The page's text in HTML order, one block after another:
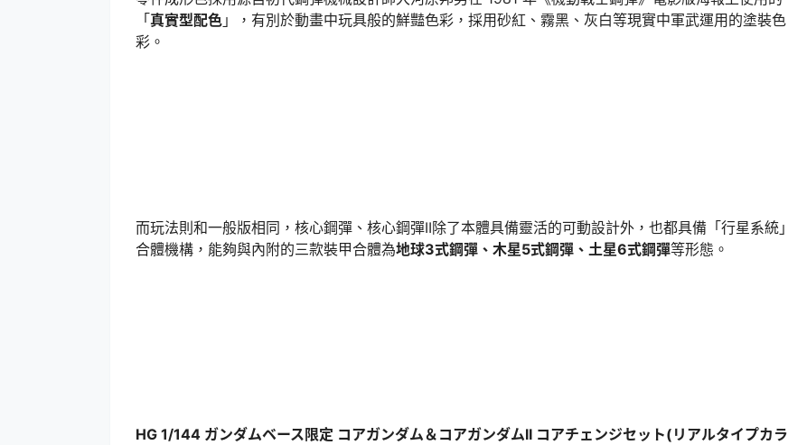
「真實型配色 」，有別於動畫中玩具般的鮮豔色彩，採用砂紅、霧黑、灰白等現實中軍武運用的塗裝色
彩。
而玩法則和一般版相同，核心鋼彈、核心鋼彈II除了本體具備靈活的可動設計外，也都具備「行星系統」
合體機構，能夠與內附的三款裝甲合體為地球3式鋼彈、木星5式鋼彈、土星6式鋼彈等形態。
HG 1/144 ガンダムベース限定 コアガンダム＆コアガンダムII コアチェンジセット(リアルタイプカラ